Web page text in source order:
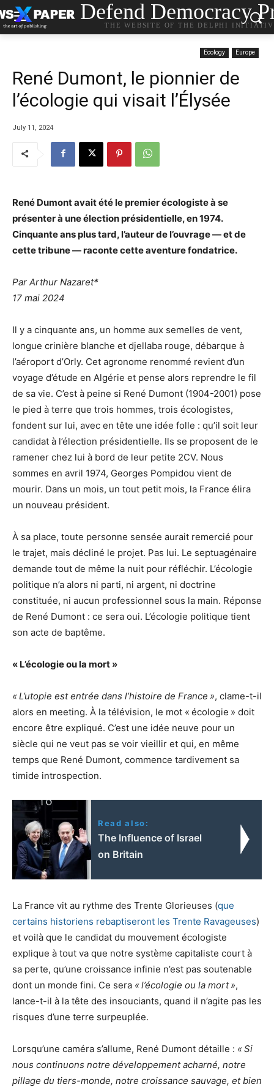
Defend Democracy
THE WEBSITE OF THE DELPHI
Ecology Europe
René Dumont, le pionnier de
l’écologie qui visait l’Élysée
July 11, 2024
René Dumont avait été le premier écologiste à se
présenter à une élection présidentielle, en 1974.
Cinquante ans plus tard, l’auteur de l’ouvrage — et de
cette tribune — raconte cette aventure fondatrice.
Par Arthur Nazaret*
17 mai 2024
Il y a cinquante ans, un homme aux semelles de vent,
longue crinière blanche et djellaba rouge, débarque à
l’aéroport d’Orly. Cet agronome renommé revient d’un
voyage d’étude en Algérie et pense alors reprendre le fil
de sa vie. C’est à peine si René Dumont (1904-2001) pose
le pied à terre que trois hommes, trois écologistes,
fondent sur lui, avec en tête une idée folle : qu’il soit leur
candidat à l’élection présidentielle. Ils se proposent de le
ramener chez lui à bord de leur petite 2CV. Nous
sommes en avril 1974, Georges Pompidou vient de
mourir. Dans un mois, un tout petit mois, la France élira
un nouveau président.
À sa place, toute personne sensée aurait remercié pour
le trajet, mais décliné le projet. Pas lui. Le septuagénaire
demande tout de même la nuit pour réfléchir. L’écologie
politique n’a alors ni parti, ni argent, ni doctrine
constituée, ni aucun professionnel sous la main. Réponse
de René Dumont : ce sera oui. L’écologie politique tient
son acte de baptême.
« L’écologie ou la mort »
«L’utopie est entrée dans l’histoire de France », clame-t-il
alors en meeting. À la télévision, le mot « écologie » doit
encore être expliqué. C’est une idée neuve pour un
siècle qui ne veut pas se voir vieillir et qui, en même
temps que René Dumont, commence tardivement sa
timide introspection.
Read also:
The Influence of Israel
on Britain
La France vit au rythme des Trente Glorieuses (que
certains historiens rebaptiseront les Trente Ravageuses)
et voilà que le candidat du mouvement écologiste
explique à tout va que notre système capitaliste court à
sa perte, qu’une croissance infinie n’est pas soutenable
dont un monde fini. Ce sera «l’écologie ou la mort»,
lance-t-il à la tête des insouciants, quand il n’agite pas les
risques d’une terre surpeuplée.
Lorsqu’une caméra s’allume, René Dumont détaille : «Si
nous continuons notre développement acharné, notre
pillage du tiers-monde, notre croissance sauvage, et bien